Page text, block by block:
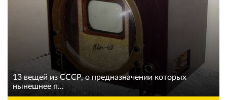
13 вещей из СССР, о предназначении которых
нынешнее п...